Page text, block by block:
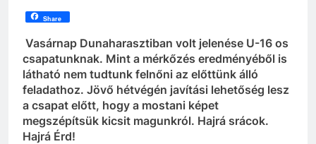
Share
Vasárnap Dunaharasztiban volt jelenése U-16 os
csapatunknak. Mint a mérkőzés eredményéből is
látható nem tudtunk felnőni az előttünk álló
feladathoz. Jövő hétvégén javítási lehetőség lesz
a csapat előtt, hogy a mostani képet
megszépítsük kicsit magunkról. Hajrá srácok.
Hajrá Érd!